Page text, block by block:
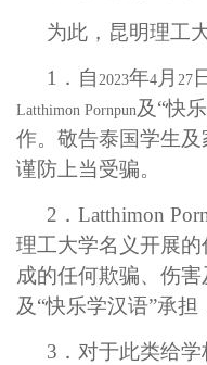
为此，昆明理工
1． 自 2023年4 月 27
Latthimon Pornpun及“快
作。敬告泰国学生及
谨防上当受骗。
2． Latthimon
理工大学名义开展
成的任何欺骗、伤害
及“快乐学汉语”承担
3． 对于此类给